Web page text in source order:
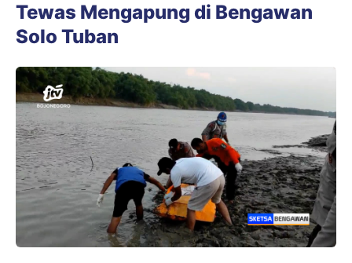
Tewas Mengapung di Bengawan
Solo Tuban